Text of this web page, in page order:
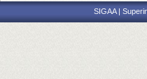
SIGAA |